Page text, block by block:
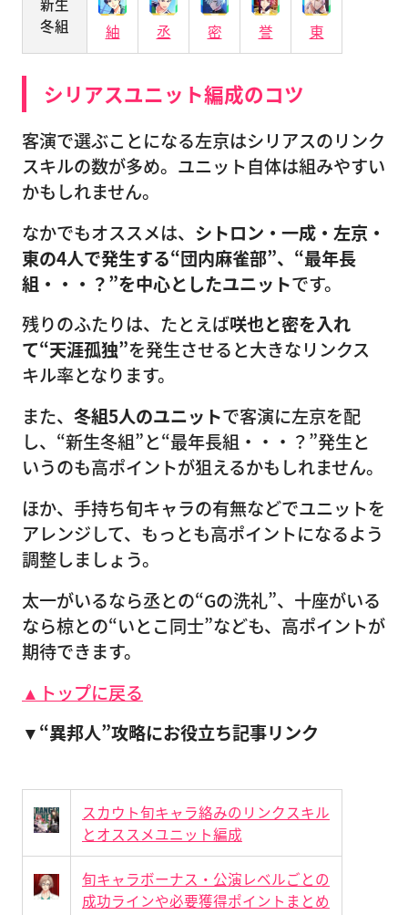
冬組
紬 丞 密 誉 東
シリアスユニット編成のコツ
客演で選ぶことになる左京はシリアスのリンク
スキルの数が多め。ユニット自体は組みやすい
かもしれません。
なかでもオススメは、 シトロン・一成・左京・
東の4人で発生する“団内麻雀部”、“最年長
組・・・？”を中心としたユニットです。
残りのふたりは、たとえば咲也と密を入れ
て“天涯孤独”を発生させると大きなリンクス
キル率となります。
また、 冬組5人のユニットで客演に左京を配
し、“新生冬組”と“最年長組・・・？”発生と
いうのも高ポイントが狙えるかもしれません。
ほか、手持ち旬キャラの有無などでユニットを
アレンジして、もっとも高ポイントになるよう
調整しましょう。
太一がいるなら丞との“Gの洗礼”、十座がいる
なら椋との“いとこ同士”なども、高ポイントが
期待できます。
▲トップに戻る
▼“異邦人”攻略にお役立ち記事リンク
スカウト旬キャラ絡みのリンクスキル
とオススメユニット編成
旬キャラボーナス・公演レベルごとの
成功ラインや必要獲得ポイントまとめ